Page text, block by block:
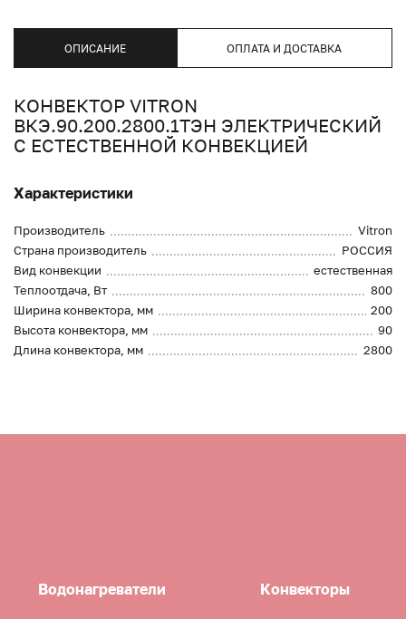
ОПИСАНИЕ ОПЛАТА И ДОСТАВКА
КОНВЕКТОР VITRON
ВКЭ.90.200.2800.1ТЭН ЭЛЕКТРИЧЕСКИЙ
С ЕСТЕСТВЕННОЙ КОНВЕКЦИЕЙ
Характеристики
Производитель
Vitron
Страна производитель
РОССИЯ
Вид конвекции
естественная
Теплоотдача, Вт
800
Ширина конвектора, мм
200
Высота конвектора, мм
90
Длина конвектора, мм
2800
Водонагреватели Конвекторы